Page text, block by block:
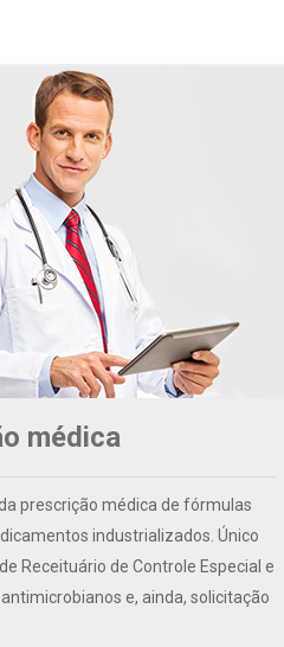
médica
prescrição médica de fórmulas
industrializados. Único
Receituário de Controle Especial e
e, ainda, solicitação